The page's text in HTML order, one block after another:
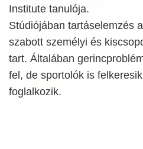
Institute tanulója.
Stúdiójában tartáselemzés
szabott személyi és
tart. Általában
fel, de sportolók is
foglalkozik.